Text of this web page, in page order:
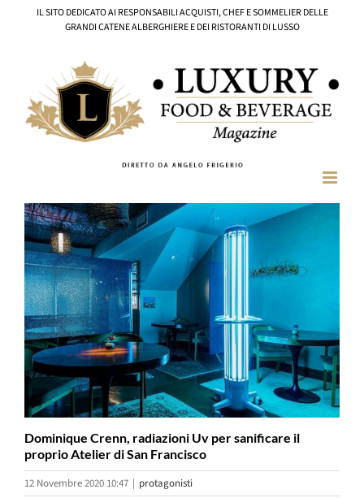
IL SITO DEDICATO AI RESPONSABILI ACQUISTI, CHEF E SOMMELIER DELLE
GRANDI CATENE ALBERGHIERE E DEI RISTORANTI DI LUSSO
Ingrandisci
immagine
Dominique Crenn, radiazioni Uv per sanificare il
proprio Atelier di San Francisco
12 Novembre 2020 10:47 | protagonisti